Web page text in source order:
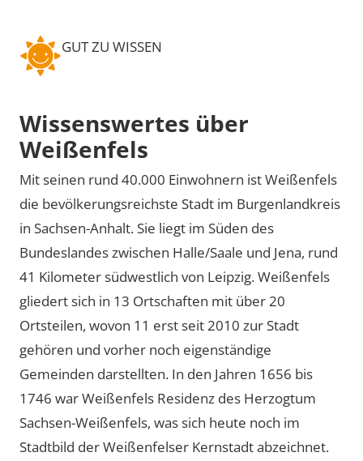
GUT ZU WISSEN
Wissenswertes über
Weißenfels
Mit seinen rund 40.000 Einwohnern ist Weißenfels
die bevölkerungsreichste Stadt im Burgenlandkreis
in Sachsen-Anhalt. Sie liegt im Süden des
Bundeslandes zwischen Halle/Saale und Jena, rund
41 Kilometer südwestlich von Leipzig. Weißenfels
gliedert sich in 13 Ortschaften mit über 20
Ortsteilen, wovon 11 erst seit 2010 zur Stadt
gehören und vorher noch eigenständige
Gemeinden darstellten. In den Jahren 1656 bis
1746 war Weißenfels Residenz des Herzogtum
Sachsen-Weißenfels, was sich heute noch im
Stadtbild der Weißenfelser Kernstadt abzeichnet.